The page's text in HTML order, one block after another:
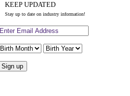
KEEP UPDATED
Stay up to date on industry information!